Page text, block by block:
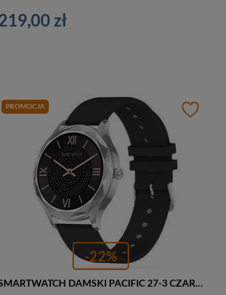
zł
PROMOCJA
-22%
SMARTWATCH DAMSKI PACIFIC 27-3 CZARNY - CIŚNIENIOMIERZ (sy022c)